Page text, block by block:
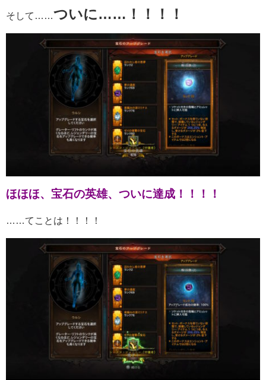
そして…… ついに……！！！！
ほほほ、宝石の英雄、ついに達成！！！！
……てことは！！！！